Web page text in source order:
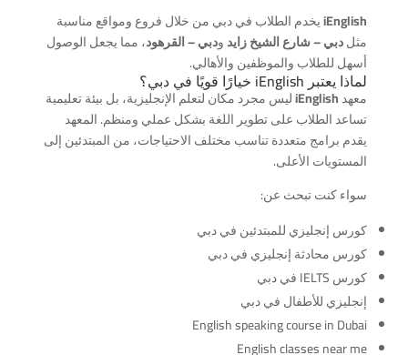
iEnglishيخدم الطلاب في دبي من خلال فروع ومواقع مناسبة
مثلدبي – شارع الشيخ زايدودبي – القرهود، مما يجعل الوصول
أسهل للطلاب والموظفين والأهالي.
لماذا يعتبر iEnglish خيارًا قويًا في دبي؟
معهدiEnglishليس مجرد مكان لتعلم الإنجليزية، بل بيئة تعليمية
تساعد الطلاب على تطوير اللغة بشكل عملي ومنظم. المعهد
يقدم برامج متعددة تناسب مختلف الاحتياجات، من المبتدئين إلى
المستويات الأعلى.
سواء كنت تبحث عن:
كورس إنجليزي للمبتدئين في دبي
كورس محادثة إنجليزي في دبي
كورس IELTS في دبي
إنجليزي للأطفال في دبي
English speaking course in Dubai
English classes near me